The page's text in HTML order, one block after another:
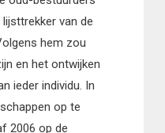
van de
hem zou
en het ontwijken
ieder individu. In
op te
2006 op de